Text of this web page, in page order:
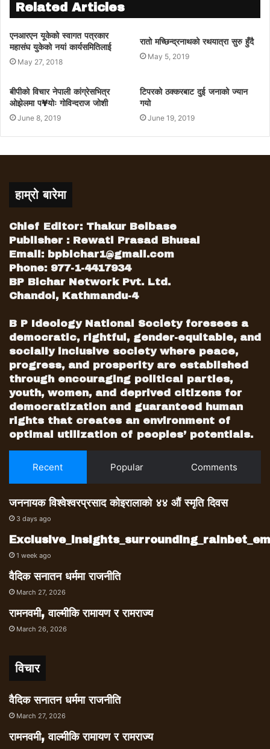
Related Articles
एनआरएन यूकेको स्वागत पत्रकार
महासंघ युकेको नयां कार्यसमितिलाई
May 27, 2018
रातो मच्छिन्द्रनाथको रथयात्रा सुरु हुँदै
May 5, 2019
बीपीको विचार नेपाली कांग्रेसभित्र
ओझेलमा प¥योः गोविन्दराज जोशी
June 8, 2019
टिपरको ठक्करबाट दुई जनाको ज्यान
गयो
June 19, 2019
हाम्रो बारेमा
Chief Editor: Thakur Belbase
Publisher : Rewati Prasad Bhusal
Email: bpbichar1@gmail.com
Phone: 977-1-4417934
BP Bichar Network Pvt. Ltd.
Chandol, Kathmandu-4
B P Ideology National Society foresees a
democratic, rightful, gender-equitable, and
socially inclusive society where peace,
progress, and prosperity are established
through encouraging political parties,
youth, women, and deprived citizens for
democratization and guaranteed human
rights that creates an environment of
optimal utilization of peoples’ potentials.
Recent Popular Comments
जननायक विश्वेश्वरप्रसाद कोइरालाको ४४ औं स्मृति दिवस
3 days ago
1 week ago
वैदिक सनातन धर्ममा राजनीति
March 27, 2026
रामनवमी, वाल्मीकि रामायण र रामराज्य
March 26, 2026
विचार
वैदिक सनातन धर्ममा राजनीति
March 27, 2026
रामनवमी, वाल्मीकि रामायण र रामराज्य